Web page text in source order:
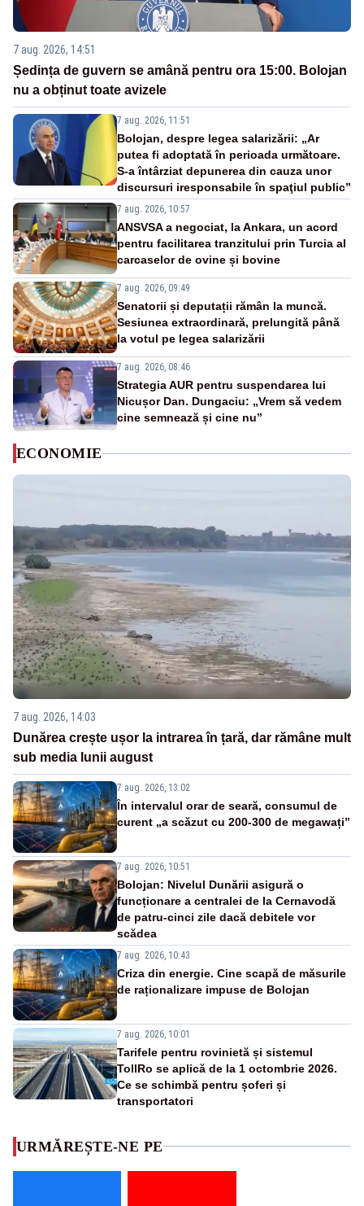
7 aug. 2026, 14:51
Ședința de guvern se amână pentru ora 15:00. Bolojan
nu a obținut toate avizele
7 aug. 2026, 11:51
Bolojan, despre legea salarizării: „Ar
putea fi adoptată în perioada următoare.
S-a întârziat depunerea din cauza unor
discursuri iresponsabile în spaţiul public”
7 aug. 2026, 10:57
ANSVSA a negociat, la Ankara, un acord
pentru facilitarea tranzitului prin Turcia al
carcaselor de ovine și bovine
7 aug. 2026, 09:49
Senatorii și deputații rămân la muncă.
Sesiunea extraordinară, prelungită până
la votul pe legea salarizării
7 aug. 2026, 08:46
Strategia AUR pentru suspendarea lui
Nicușor Dan. Dungaciu: „Vrem să vedem
cine semnează și cine nu”
ECONOMIE
7 aug. 2026, 14:03
Dunărea crește ușor la intrarea în țară, dar rămâne mult
sub media lunii august
7 aug. 2026, 13:02
În intervalul orar de seară, consumul de
curent „a scăzut cu 200-300 de megawați”
7 aug. 2026, 10:51
Bolojan: Nivelul Dunării asigură o
funcționare a centralei de la Cernavodă
de patru-cinci zile dacă debitele vor
scădea
7 aug. 2026, 10:43
Criza din energie. Cine scapă de măsurile
de raționalizare impuse de Bolojan
7 aug. 2026, 10:01
Tarifele pentru rovinietă și sistemul
TollRo se aplică de la 1 octombrie 2026.
Ce se schimbă pentru șoferi și
transportatori
URMĂREȘTE-NE PE